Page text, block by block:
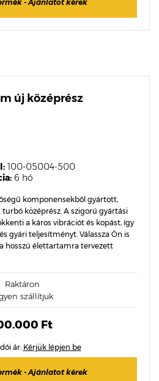
- Ajánlatot kérek
új középrész
6 hó
100-05004-500
komponensekből gyártott,
középrész. A szigorú gyártási
a káros vibrációt és kopást, így
gyári teljesítményt. Válassza Ön is
hosszú élettartamra tervezett
Raktáron
szállítjuk
Ft
ár: Kérjük lépjen be
- Ajánlatot kérek